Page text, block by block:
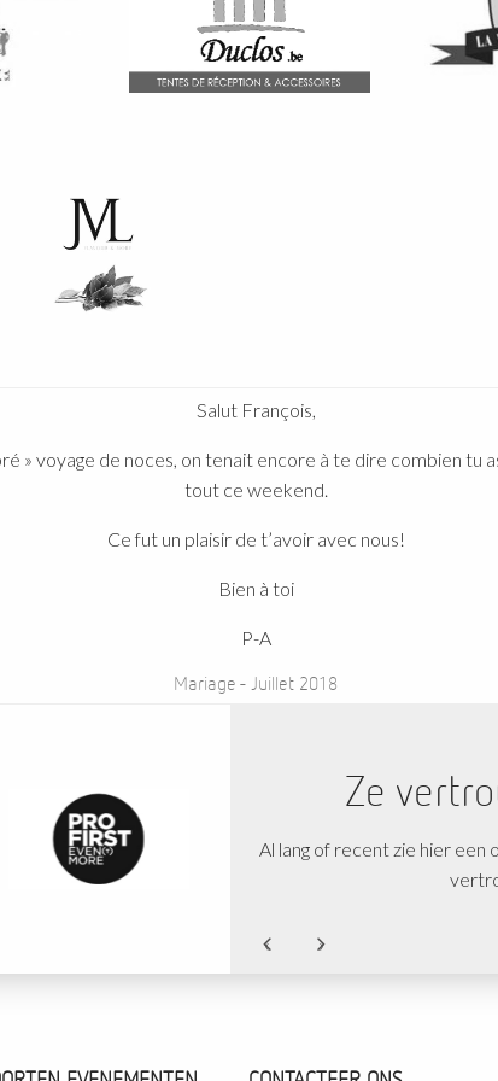
Mariage - Juillet 2018
Salut François,
voyage de noces, on tenait encore à te dire combien tu as
tout ce weekend.
Ce fut un plaisir de t’avoir avec nous!
Bien à toi
P-A
Ze
Al lang of recent zie hier een
‹ ›